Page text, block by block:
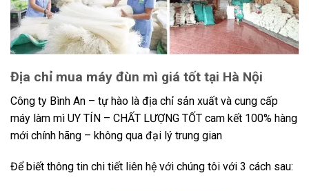
Địa chỉ mua máy đùn mì giá tốt tại Hà Nội
Công ty Bình An – tự hào là địa chỉ sản xuất và cung cấp
máy làm mì UY TÍN – CHẤT LƯỢNG TỐT cam kết 100% hàng
mới chính hãng – không qua đại lý trung gian
Để biết thông tin chi tiết liên hệ với chúng tôi với 3 cách sau: